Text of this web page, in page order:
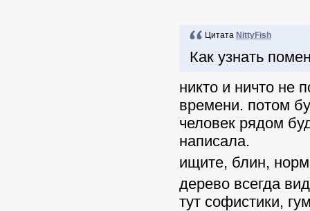
Цитата NittyFish
Как узнать
никто и ничто не
времени. потом
человек рядом
написала.
ищите, блин,
дерево всегда
тут софистики,